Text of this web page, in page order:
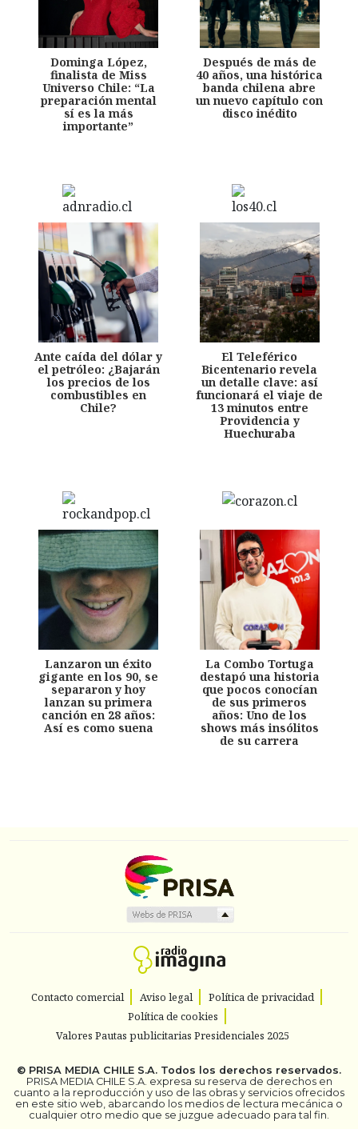
Dominga López,
finalista de Miss
Universo Chile: “La
preparación mental
sí es la más
importante”
Después de más de
40 años, una histórica
banda chilena abre
un nuevo capítulo con
disco inédito
Ante caída del dólar y
el petróleo: ¿Bajarán
los precios de los
combustibles en
Chile?
El Teleférico
Bicentenario revela
un detalle clave: así
funcionará el viaje de
13 minutos entre
Providencia y
Huechuraba
Lanzaron un éxito
gigante en los 90, se
separaron y hoy
lanzan su primera
canción en 28 años:
Así es como suena
La Combo Tortuga
destapó una historia
que pocos conocían
de sus primeros
años: Uno de los
shows más insólitos
de su carrera
Contacto comercial Aviso legal
Política de privacidad
Política de cookies
Valores Pautas publicitarias Presidenciales 2025
© PRISA MEDIA CHILE S.A. Todos los derechos reservados.
PRISA MEDIA CHILE S.A. expresa su reserva de derechos en
cuanto a la reproducción y uso de las obras y servicios ofrecidos
en este sitio web, abarcando los medios de lectura mecánica o
cualquier otro medio que se juzgue adecuado para tal fin.